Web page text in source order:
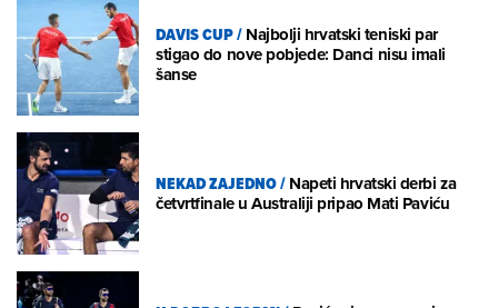
DAVIS CUP/Najbolji hrvatski teniski par
stigao do nove pobjede: Danci nisu imali
šanse
NEKAD ZAJEDNO/Napeti hrvatski derbi za
četvrtfinale u Australiji pripao Mati Paviću